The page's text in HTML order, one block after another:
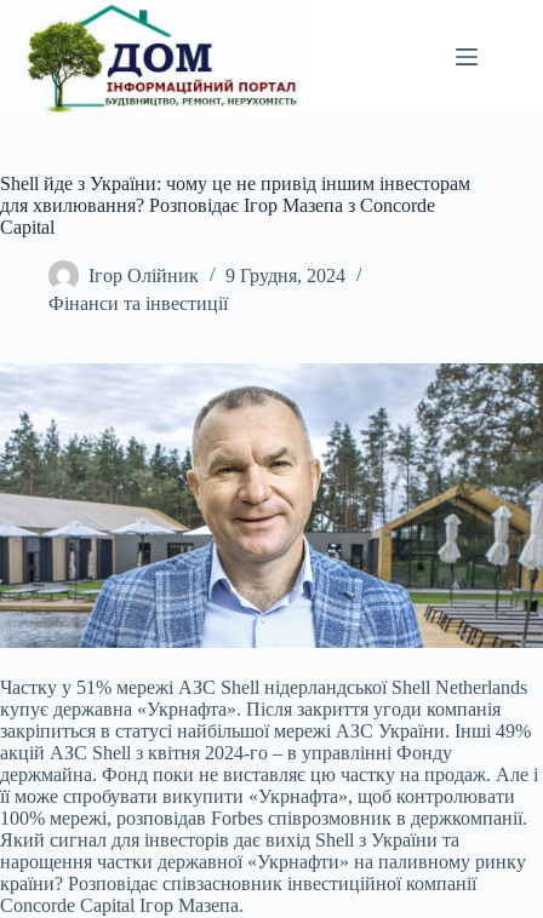
вмісту
Shell йде з України: чому це не привід іншим інвесторам
для хвилювання? Розповідає Ігор Мазепа з Concorde
Capital
Ігор Олійник
9 Грудня, 2024
Фінанси та інвестиції
Частку у 51% мережі АЗС Shell нідерландської Shell Netherlands
купує державна «Укрнафта». Після закриття угоди компанія
закріпиться в статусі найбільшої мережі АЗС України. Інші 49%
акцій АЗС Shell з квітня 2024-го – в управлінні Фонду
держмайна. Фонд поки не виставляє цю частку на продаж. Але і
її може спробувати викупити «Укрнафта», щоб контролювати
100% мережі, розповідав Forbes співрозмовник в держкомпанії.
Який сигнал для інвесторів дає вихід Shell з України та
нарощення частки державної «Укрнафти» на паливному ринку
країни? Розповідає співзасновник інвестиційної компанії
Concorde Capital Ігор Мазепа.